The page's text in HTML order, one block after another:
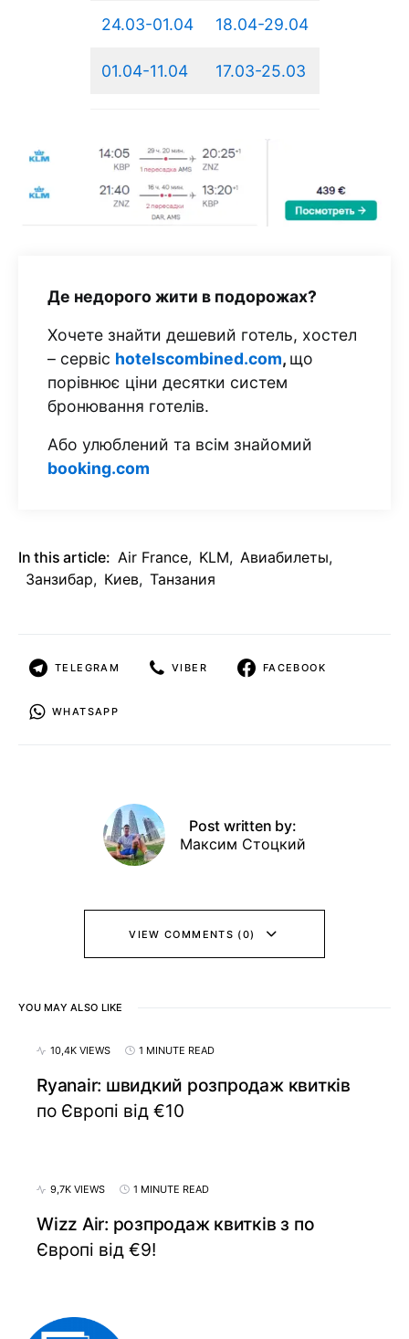
24.03-01.04 18.04-29.04
01.04-11.04 17.03-25.03
Де недорого жити в подорожах?
Хочете знайти дешевий готель, хостел
– сервіс hotelscombined.com, що
порівнює ціни десятки систем
бронювання готелів.
Або улюблений та всім знайомий
booking.com
In this article: Air France, KLM, Авиабилеты,
Занзибар, Киев, Танзания
TELEGRAM VIBER FACEBOOK
WHATSAPP
Post written by:
Максим Стоцкий
VIEW COMMENTS (0)
YOU MAY ALSO LIKE
10,4K VIEWS 1 MINUTE READ
Ryanair: швидкий розпродаж квитків
по Європі від €10
9,7K VIEWS 1 MINUTE READ
Wizz Air: розпродаж квитків з по
Європі від €9!